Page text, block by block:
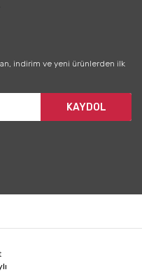
indirim ve yeni ürünlerden ilk
KAYDOL